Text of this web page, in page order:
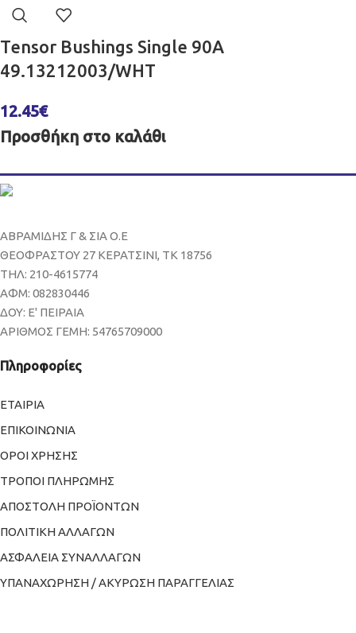
Tensor Bushings Single 90A
49.13212003/WHT
12.45€
Προσθήκη στο καλάθι
ΑΒΡΑΜΙΔΗΣ Γ & ΣΙΑ Ο.Ε
ΘΕΟΦΡΑΣΤΟΥ 27 ΚΕΡΑΤΣΙΝΙ, ΤΚ 18756
ΤΗΛ: 210-4615774
ΑΦΜ: 082830446
ΔΟΥ: Ε' ΠΕΙΡΑΙΑ
ΑΡΙΘΜΟΣ ΓΕΜΗ: 54765709000
Πληροφορίες
ΕΤΑΙΡΙΑ
ΕΠΙΚΟΙΝΩΝΙΑ
ΟΡΟΙ ΧΡΗΣΗΣ
ΤΡΟΠΟΙ ΠΛΗΡΩΜΗΣ
ΑΠΟΣΤΟΛΗ ΠΡΟΪΟΝΤΩΝ
ΠΟΛΙΤΙΚΗ ΑΛΛΑΓΩΝ
ΑΣΦΑΛΕΙΑ ΣΥΝΑΛΛΑΓΩΝ
ΥΠΑΝΑΧΩΡΗΣΗ / ΑΚΥΡΩΣΗ ΠΑΡΑΓΓΕΛΙΑΣ